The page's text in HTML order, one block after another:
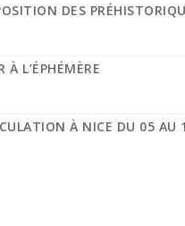
DES
À L’ÉPHÉMÈRE
À NICE DU 05 AU